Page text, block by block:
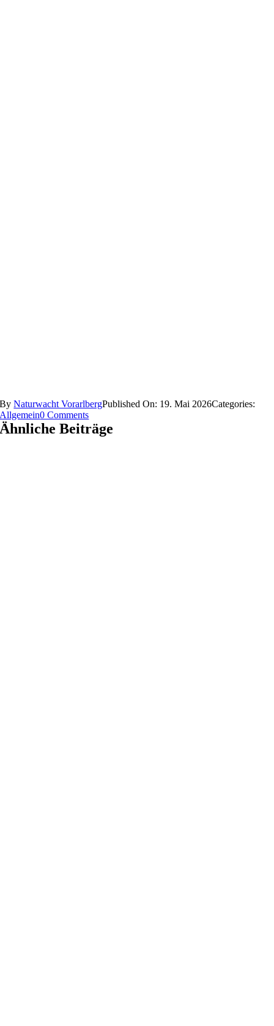
ByNaturwacht VorarlbergPublished On: 19. Mai 2026Categories:
Allgemein0 Commentson
Bodensee-
Vergissmeinnicht
Ähnliche Beiträge